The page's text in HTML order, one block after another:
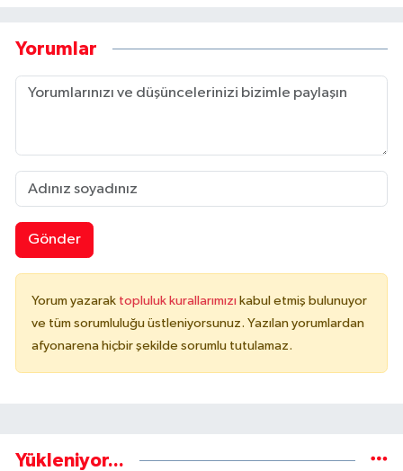
Yorumlar
Gönder
Yorum yazarak topluluk kurallarımızı kabul etmiş bulunuyor
ve tüm sorumluluğu üstleniyorsunuz. Yazılan yorumlardan
afyonarena hiçbir şekilde sorumlu tutulamaz.
Yükleniyor...